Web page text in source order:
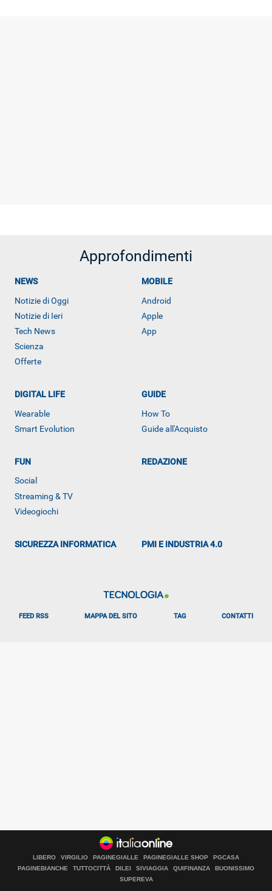
ALTRO
Approfondimenti
NEWS
Notizie di Oggi
Notizie di Ieri
Tech News
Scienza
Offerte
MOBILE
Android
Apple
App
DIGITAL LIFE
Wearable
Smart Evolution
GUIDE
How To
Guide all'Acquisto
FUN
Social
Streaming & TV
Videogiochi
REDAZIONE
SICUREZZA INFORMATICA PMI E INDUSTRIA 4.0
FEED RSS MAPPA DEL SITO TAG CONTATTI
LIBERO VIRGILIO PAGINEGIALLE PAGINEGIALLE SHOP
PGCASA
PAGINEBIANCHE
TUTTOCITTÀ DILEI SIVIAGGIA QUIFINANZA
BUONISSIMO
SUPEREVA